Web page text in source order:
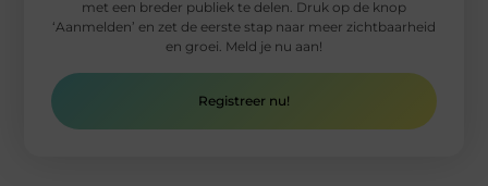
met een breder publiek te delen. Druk op de knop
‘Aanmelden’ en zet de eerste stap naar meer zichtbaarheid
en groei. Meld je nu aan!
Registreer nu!